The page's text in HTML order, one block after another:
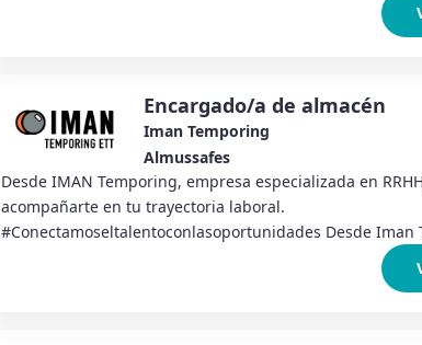
Encargado/a de almacén
Iman Temporing
Almussafes
Desde IMAN Temporing, empresa especializada en
acompañarte en tu trayectoria laboral.
#Conectamoseltalentoconlasoportunidades Desde Iman